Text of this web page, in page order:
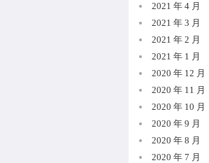
2021 年 4 月
2021 年 3 月
2021 年 2 月
2021 年 1 月
2020 年 12 月
2020 年 11 月
2020 年 10 月
2020 年 9 月
2020 年 8 月
2020 年 7 月